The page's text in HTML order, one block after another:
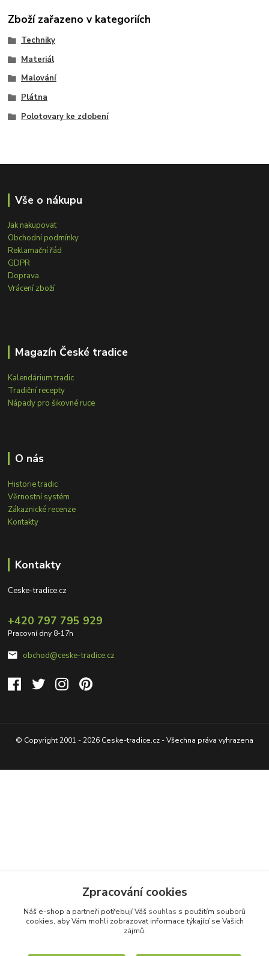
Zboží zařazeno v kategoriích
Techniky
Materiál
Malování
Plátna
Polotovary ke zdobení
Vše o nákupu
Jak nakupovat
Obchodní podmínky
Reklamační řád
GDPR
Doprava
Vrácení zboží
Magazín České tradice
Kalendárium tradic
Tradiční recepty
Nápady pro šikovné ruce
O nás
Historie tradic
Věrnostní systém
Zákaznické recenze
Kontakty
Kontakty
Ceske-tradice.cz
+420 797 795 929
Pracovní dny 8-17h
obchod@ceske-tradice.cz
© Copyright 2001 - 2026 Ceske-tradice.cz - Všechna práva vyhrazena
Zpracování cookies
Náš e-shop a partneři potřebují Váš souhlas s použitím souborů
cookies, aby Vám mohli zobrazovat informace týkající se Vašich
zájmů.